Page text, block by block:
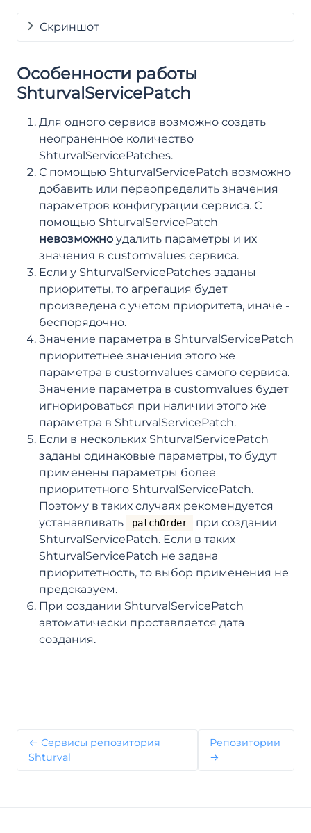
Скриншот
Особенности работы
ShturvalServicePatch
Для одного сервиса возможно создать
неограненное количество
ShturvalServicePatches.
С помощью ShturvalServicePatch возможно
добавить или переопределить значения
параметров конфигурации сервиса. С
помощью ShturvalServicePatch
невозможно удалить параметры и их
значения в customvalues сервиса.
Если у ShturvalServicePatches заданы
приоритеты, то агрегация будет
произведена с учетом приоритета, иначе -
беспорядочно.
Значение параметра в ShturvalServicePatch
приоритетнее значения этого же
параметра в customvalues самого сервиса.
Значение параметра в customvalues будет
игнорироваться при наличии этого же
параметра в ShturvalServicePatch.
Если в нескольких ShturvalServicePatch
заданы одинаковые параметры, то будут
применены параметры более
приоритетного ShturvalServicePatch.
Поэтому в таких случаях рекомендуется
устанавливать
patchOrder
при создании
ShturvalServicePatch. Если в таких
ShturvalServicePatch не задана
приоритетность, то выбор применения не
предсказуем.
При создании ShturvalServicePatch
автоматически проставляется дата
создания.
← Сервисы репозитория
Shturval
Репозитории
→